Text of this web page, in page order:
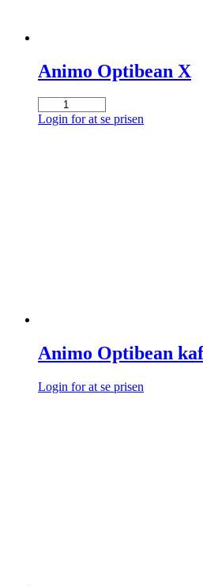
Animo Optibean X
Animo
Optibean
Login for at se prisen
Animo Optibean
Login for at se prisen